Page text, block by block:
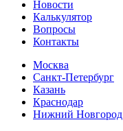
Новости
Калькулятор
Вопросы
Контакты
Москва
Санкт-Петербург
Казань
Краснодар
Нижний Новгород